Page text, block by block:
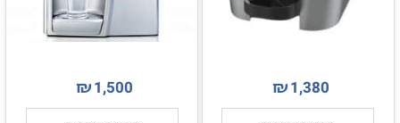
₪1,380
₪1,500